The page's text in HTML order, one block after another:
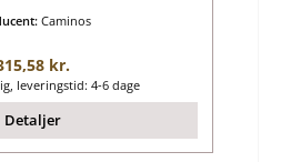
Caminos
pris:
kr.
leveringstid: 4-6 dage
Detaljer